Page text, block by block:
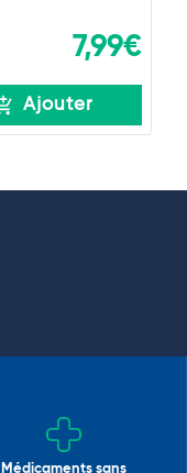
7,99€
Ajouter
Médicaments sans